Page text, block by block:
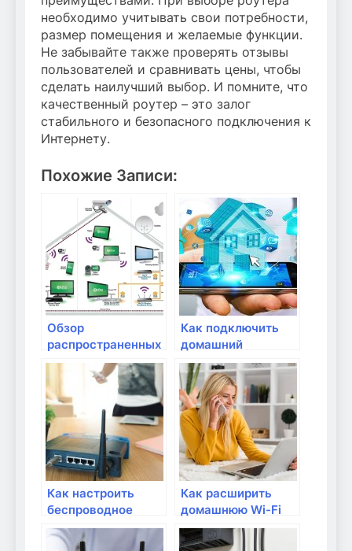
необходимо учитывать свои потребности,
размер помещения и желаемые функции.
Не забывайте также проверять отзывы
пользователей и сравнивать цены, чтобы
сделать наилучший выбор. И помните, что
качественный роутер – это залог
стабильного и безопасного подключения к
Интернету.
Похожие Записи:
Обзор
распространенных
моделей роутеров
Как подключить
домашний
Интернет:
Оборудование и
настройка
Как настроить
беспроводное
соединение Wi-Fi в
домашней сети?
Как расширить
домашнюю Wi-Fi
сеть с помощью
репитера?